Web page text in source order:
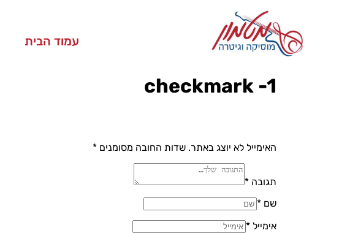
עמוד הבית
checkmark -1
האימייל לא יוצג באתר. שדות החובה מסומנים *
תגובה *
שם *
אימייל *